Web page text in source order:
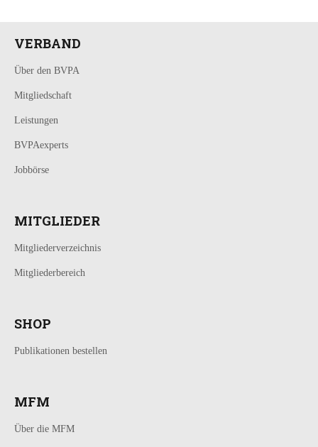
VERBAND
Über den BVPA
Mitgliedschaft
Leistungen
BVPAexperts
Jobbörse
MITGLIEDER
Mitgliederverzeichnis
Mitgliederbereich
SHOP
Publikationen bestellen
MFM
Über die MFM